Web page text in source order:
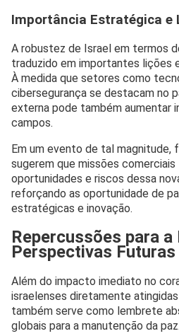
Importância Estratégica e
A robustez de Israel em termos
traduzido em importantes lições
À medida que setores como
cibersegurança se destacam no
externa pode também aumentar
campos.
Em um evento de tal magnitude,
sugerem que missões
oportunidades e riscos dessa
reforçando as oportunidade de
estratégicas e inovação.
Repercussões para a
Perspectivas Futuras
Além do impacto imediato no
israelenses diretamente
também serve como lembrete
globais para a manutenção da paz.